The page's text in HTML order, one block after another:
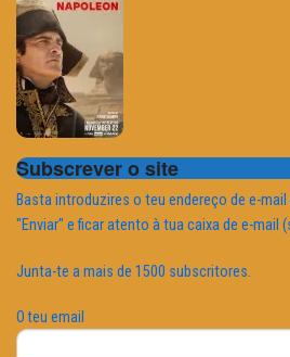
Subscrever o site
Basta introduzires o teu endereço de e-mail
"Enviar" e ficar atento à tua caixa de e-mail
Junta-te a mais de 1500 subscritores.
O teu email